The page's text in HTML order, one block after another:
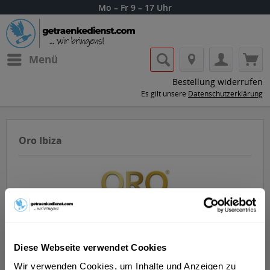
Diese Webseite verwendet Cookies
Wir verwenden Cookies, um Inhalte und Anzeigen zu
Mo – Fr 9 – 17 Uhr
Menü
Bestellung widerrufen
Es gilt unsere Datenschutzerklärung
Oro Ibiza
Hause oder ins Büro liefern.